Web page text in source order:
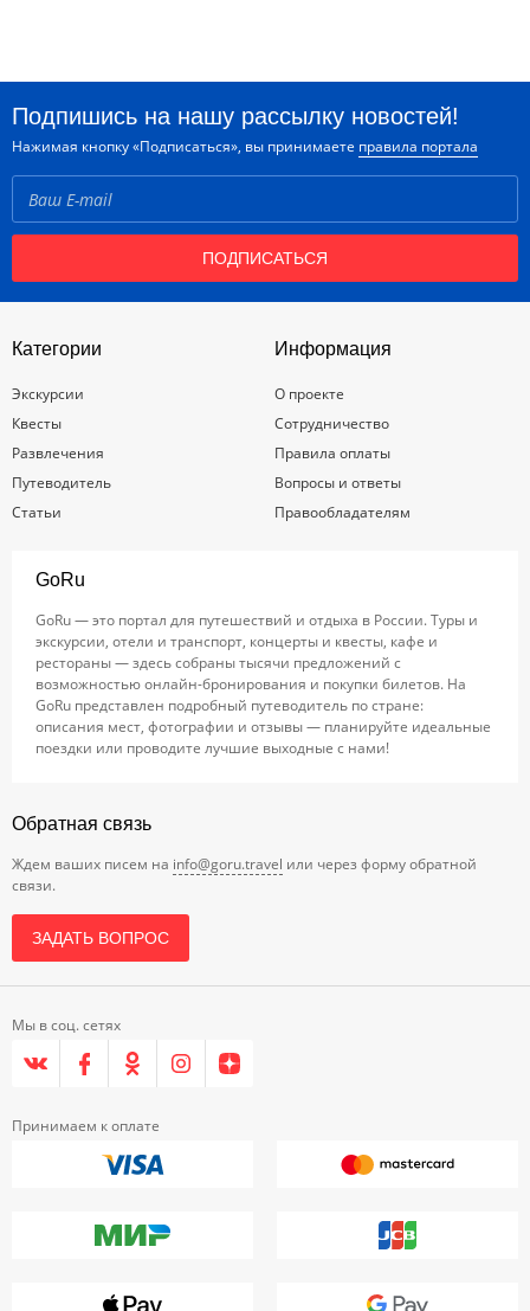
Подпишись на нашу рассылку новостей!
Нажимая кнопку «Подписаться», вы принимаете правила портала
ПОДПИСАТЬСЯ
Категории
Экскурсии
Квесты
Развлечения
Путеводитель
Статьи
Информация
О проекте
Сотрудничество
Правила оплаты
Вопросы и ответы
Правообладателям
GoRu
GoRu — это портал для путешествий и отдыха в России. Туры и
экскурсии, отели и транспорт, концерты и квесты, кафе и
рестораны — здесь собраны тысячи предложений с
возможностью онлайн-бронирования и покупки билетов. На
GoRu представлен подробный путеводитель по стране:
описания мест, фотографии и отзывы — планируйте идеальные
поездки или проводите лучшие выходные с нами!
Обратная связь
Ждем ваших писем на info@goru.travel или через форму обратной
связи.
ЗАДАТЬ ВОПРОС
Мы в соц. сетях
Принимаем к оплате